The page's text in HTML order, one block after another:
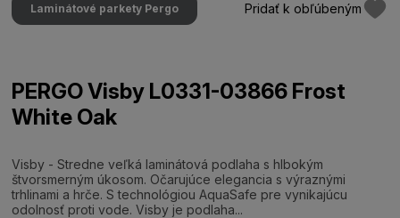
Laminátové parkety Pergo Pridať k obľúbeným
PERGO Visby L0331-03866 Frost
White Oak
Visby - Stredne veľká laminátová podlaha s hlbokým
štvorsmerným úkosom. Očarujúce elegancia s výraznými
trhlinami a hrče. S technológiou AquaSafe pre vynikajúcu
odolnosť proti vode. Visby je podlaha...